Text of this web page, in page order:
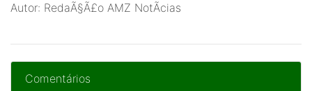
Autor: RedaÃ§Ã£o AMZ NotÃ­cias
Comentários